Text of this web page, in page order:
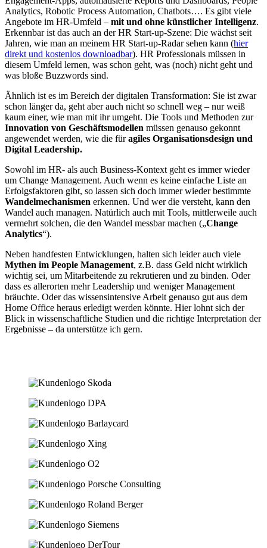
Analytics, Robotic Process Automation, Chatbots…. Es gibt viele
Angebote im HR-Umfeld – mit und ohne künstlicher Intelligenz.
Erkennbar ist das auch an der HR Start-up-Szene: Die wächst seit
Jahren, wie man an meinem HR Start-up-Radar sehen kann (hier
direkt und kostenlos downloadbar). HR Professionals müssen in
diesem Umfeld lernen, was schon geht, was (noch) nicht geht und
was bloße Buzzwords sind.
Ähnlich ist es im Bereich der digitalen Transformation: Sie ist zwar
schon länger da, geht aber auch nicht so schnell weg – nur weiß
kaum einer, wie man mit ihr umgeht. Die Tools und Methoden zur
Innovation von Geschäftsmodellen müssen genauso gekonnt
angewendet werden, wie die füragiles Organisationsdesign und
Digital Leadership.
Sowohl im HR- als auch Business-Kontext geht es immer wieder
um Change Management. Auch wenn es keine einfache Liste an
Erfolgsfaktoren gibt, so lassen sich doch immer wieder bestimmte
Wandelmechanismen erkennen. Und wer die versteht, kann den
Wandel auch managen. Natürlich auch mit Tools, mittlerweile auch
vermehrt solchen, die den Wandel messbar machen („Change
Analytics“).
Neben handfesten Entwicklungen, halten sich leider auch viele
Mythen im People Management, z.B. dass Geld nicht wirklich
wichtig sei, um Mitarbeitende zu rekrutieren und zu binden. Oder
dass es allerorten mehr Leadership und weniger Management
bräuchte. Oder das wissensintensive Arbeit genauso gut aus dem
Home Office heraus erledigt werden könnte. Hier lohnt sich der
Blick in wissenschaftliche Studien und die richtige Interpretation der
Ergebnisse – da unterstütze ich gern.